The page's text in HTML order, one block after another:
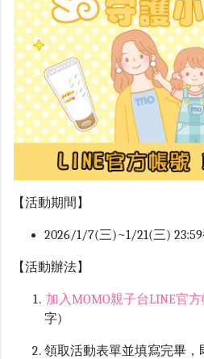
【活動期間】
2026/1/7(三)~1/21(三)
【活動辦法】
加入MOMO親子台LINE官
字)
領取活動表單並填寫完畢，